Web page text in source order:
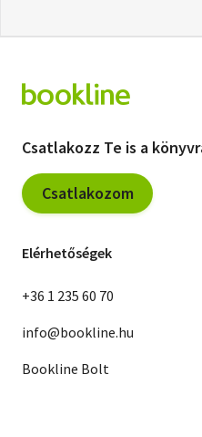
Csatlakozz Te is a
Csatlakozom
Elérhetőségek
+36 1 235 60 70
info@bookline.hu
Bookline Bolt